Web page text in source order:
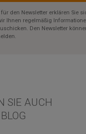
den Newsletter erklären Sie
Ihnen regelmäßig
Den Newsletter
SIE AUCH